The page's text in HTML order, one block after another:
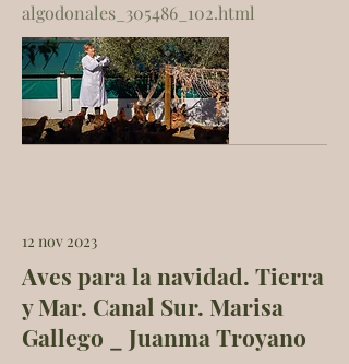
algodonales_305486_102.html
12 nov 2023
Aves para la navidad. Tierra
y Mar. Canal Sur. Marisa
Gallego _ Juanma Troyano